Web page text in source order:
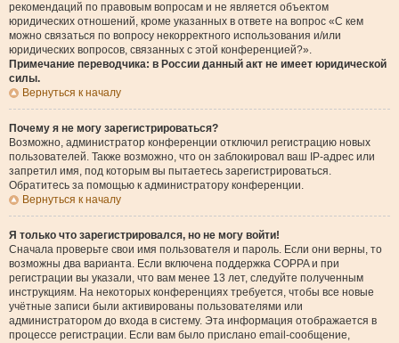
рекомендаций по правовым вопросам и не является объектом
юридических отношений, кроме указанных в ответе на вопрос «С кем
можно связаться по вопросу некорректного использования и/или
юридических вопросов, связанных с этой конференцией?».
Примечание переводчика: в России данный акт не имеет юридической
силы.
Вернуться к началу
Почему я не могу зарегистрироваться?
Возможно, администратор конференции отключил регистрацию новых
пользователей. Также возможно, что он заблокировал ваш IP-адрес или
запретил имя, под которым вы пытаетесь зарегистрироваться.
Обратитесь за помощью к администратору конференции.
Вернуться к началу
Я только что зарегистрировался, но не могу войти!
Сначала проверьте свои имя пользователя и пароль. Если они верны, то
возможны два варианта. Если включена поддержка COPPA и при
регистрации вы указали, что вам менее 13 лет, следуйте полученным
инструкциям. На некоторых конференциях требуется, чтобы все новые
учётные записи были активированы пользователями или
администратором до входа в систему. Эта информация отображается в
процессе регистрации. Если вам было прислано email-сообщение,